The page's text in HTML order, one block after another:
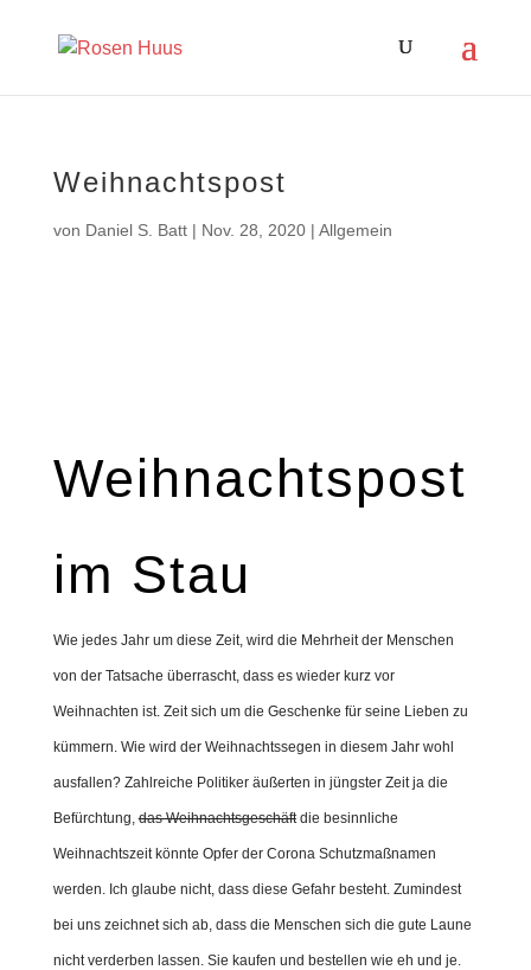
Weihnachtspost
von Daniel S. Batt| Nov. 28, 2020| Allgemein
Weihnachtspost
im Stau
Wie jedes Jahr um diese Zeit, wird die Mehrheit der Menschen
von der Tatsache überrascht, dass es wieder kurz vor
Weihnachten ist. Zeit sich um die Geschenke für seine Lieben zu
kümmern. Wie wird der Weihnachtssegen in diesem Jahr wohl
ausfallen? Zahlreiche Politiker äußerten in jüngster Zeit ja die
Befürchtung,das Weihnachtsgeschäftdie besinnliche
Weihnachtszeit könnte Opfer der Corona Schutzmaßnamen
werden. Ich glaube nicht, dass diese Gefahr besteht. Zumindest
bei uns zeichnet sich ab, dass die Menschen sich die gute Laune
nicht verderben lassen. Sie kaufen und bestellen wie eh und je.